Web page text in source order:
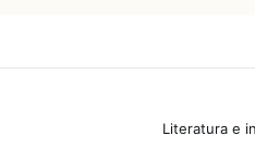
Literatura e